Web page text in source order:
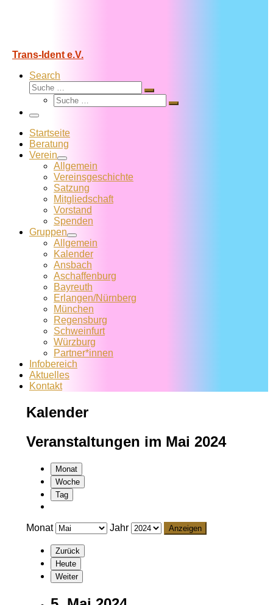
Trans-Ident e.V.
Search
Suche
Suche
Suche
Suche
Menü
Startseite
Beratung
Verein
Allgemein
Vereins­geschichte
Satzung
Mitglied­schaft
Vorstand
Spenden
Gruppen
Allgemein
Kalender
Ansbach
Aschaffenburg
Bayreuth
Erlangen/Nürnberg
München
Regensburg
Schweinfurt
Würzburg
Partner*innen
Infobereich
Aktuelles
Kontakt
Kalender
Veranstaltungen im Mai 2024
Monat
Woche
Tag
Monat Jahr
Zurück
Heute
Weiter